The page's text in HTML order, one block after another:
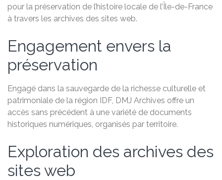
pour la préservation de l’histoire locale de l’Île-de-France
à travers les archives des sites web.
Engagement envers la
préservation
Engagé dans la sauvegarde de la richesse culturelle et
patrimoniale de la région IDF, DMJ Archives offre un
accès sans précédent à une variété de documents
historiques numériques, organisés par territoire.
Exploration des archives des
sites web